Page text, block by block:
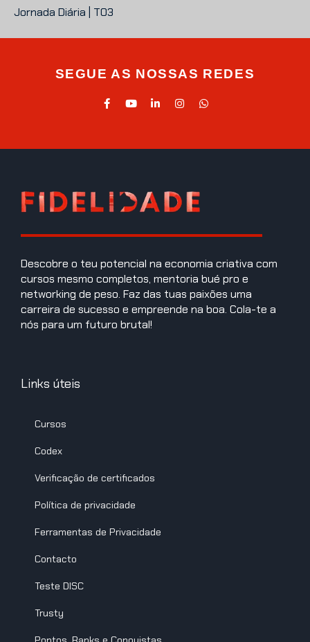
Jornada Diária | T03
SEGUE AS NOSSAS REDES
Descobre o teu potencial na economia criativa com
cursos mesmo completos, mentoria bué pro e
networking de peso. Faz das tuas paixões uma
carreira de sucesso e empreende na boa. Cola-te a
nós para um futuro brutal!
Links úteis
Cursos
Codex
Verificação de certificados
Política de privacidade
Ferramentas de Privacidade
Contacto
Teste DISC
Trusty